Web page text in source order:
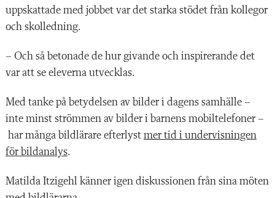
uppskattade med jobbet var det starka stödet från kollegor
och skolledning.
– Och så betonade de hur givande och inspirerande det
var att se eleverna utvecklas.
Med tanke på betydelsen av bilder i dagens samhälle –
inte minst strömmen av bilder i barnens mobiltelefoner –
har många bildlärare efterlyst mer tid i undervisningen
för bildanalys.
Matilda Itzigehl känner igen diskussionen från sina möten